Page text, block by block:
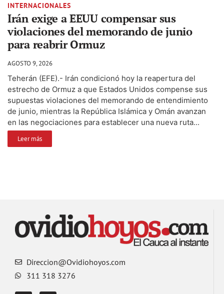
INTERNACIONALES
Irán exige a EEUU compensar sus
violaciones del memorando de junio
para reabrir Ormuz
AGOSTO 9, 2026
Teherán (EFE).- Irán condicionó hoy la reapertura del
estrecho de Ormuz a que Estados Unidos compense sus
supuestas violaciones del memorando de entendimiento
de junio, mientras la República Islámica y Omán avanzan
en las negociaciones para establecer una nueva ruta...
Leer más
Direccion@Ovidiohoyos.com
311 318 3276